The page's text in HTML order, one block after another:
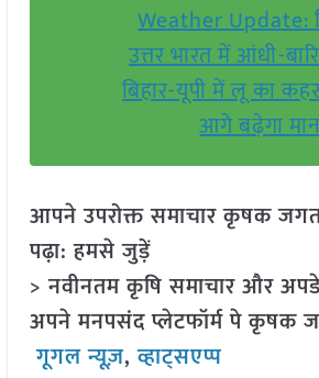
Weather Update:
उत्तर भारत में आंधी-
बिहार-यूपी में लू का
आगे बढ़ेगा
आपने उपरोक्त समाचार कृषक
पढ़ा: हमसे जुड़ें
> नवीनतम कृषि समाचार और
अपने मनपसंद प्लेटफॉर्म पे कृषक
गूगल न्यूज़,व्हाट्सएप्प